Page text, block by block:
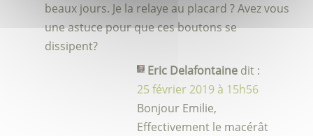
beaux jours. Je la relaye au placard ? Avez vous
une astuce pour que ces boutons se
dissipent?
Eric Delafontaine dit :
25 février 2019 à 15h56
Bonjour Emilie,
Effectivement le macérât